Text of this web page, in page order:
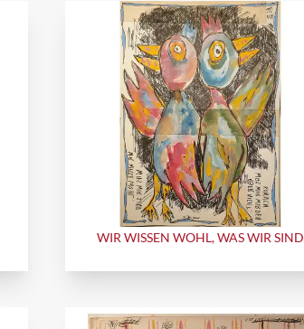
WIR WISSEN WOHL, WAS WIR SIND